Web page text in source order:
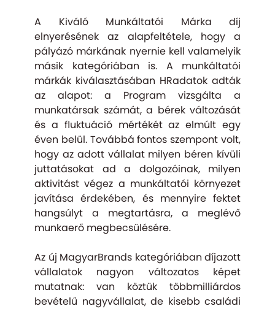
A Kiváló Munkáltatói Márka díj
elnyerésének az alapfeltétele, hogy a
pályázó márkának nyernie kell valamelyik
másik kategóriában is. A munkáltatói
márkák kiválasztásában HRadatok adták
az alapot: a Program vizsgálta a
munkatársak számát, a bérek változását
és a fluktuáció mértékét az elmúlt egy
éven belül. Továbbá fontos szempont volt,
hogy az adott vállalat milyen béren kívüli
juttatásokat ad a dolgozóinak, milyen
aktivitást végez a munkáltatói környezet
javítása érdekében, és mennyire fektet
hangsúlyt a megtartásra, a meglévő
munkaerő megbecsülésére.
Az új MagyarBrands kategóriában díjazott
vállalatok nagyon változatos képet
mutatnak: van köztük többmilliárdos
bevételű nagyvállalat, de kisebb családi